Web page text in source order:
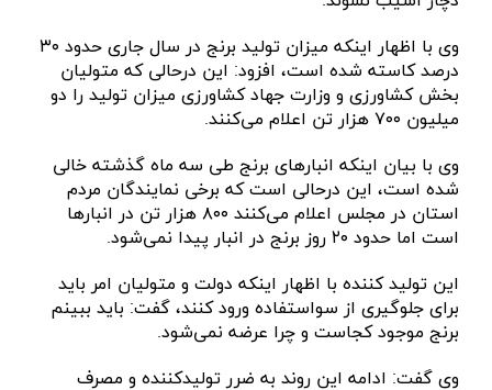
وی با اظهار اینکه میزان تولید برنج در سال جاری حدود ۳۰
درصد کاسته شده است، افزود: این درحالی که متولیان
بخش کشاورزی و وزارت جهاد کشاورزی میزان تولید را دو
میلیون ۷۰۰ هزار تن اعلام می‌کنند.
وی با بیان اینکه انبارهای برنج طی سه ماه گذشته خالی
شده است، این درحالی است که برخی نمایندگان مردم
استان در مجلس اعلام می‌کنند ۸۰۰ هزار تن در انبارها
است اما حدود ۲۰ روز برنج در انبار پیدا نمی‌شود.
این تولید کننده با اظهار اینکه دولت و متولیان امر باید
برای جلوگیری از سواستفاده ورود کنند، گفت: باید ببینم
برنج موجود کجاست و چرا عرضه نمی‌شود.
وی گفت: ادامه این روند به ضرر تولیدکننده و مصرف